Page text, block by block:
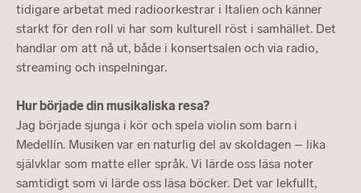
tidigare arbetat med radioorkestrar i Italien och känner
starkt för den roll vi har som kulturell röst i samhället. Det
handlar om att nå ut, både i konsertsalen och via radio,
streaming och inspelningar.
Hur började din musikaliska resa?
Jag började sjunga i kör och spela violin som barn i
Medellín. Musiken var en naturlig del av skoldagen – lika
självklar som matte eller språk. Vi lärde oss läsa noter
samtidigt som vi lärde oss läsa böcker. Det var lekfullt,